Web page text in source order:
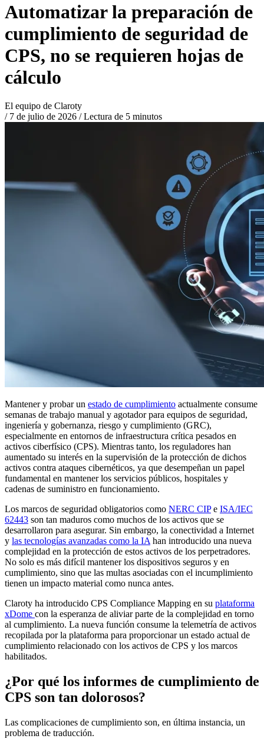
Automatizar la preparación de
cumplimiento de seguridad de
CPS, no se requieren hojas de
cálculo
El equipo de Claroty
/ 7 de julio de 2026 /Lectura de 5 minutos
Mantener y probar un estado de cumplimiento actualmente consume
semanas de trabajo manual y agotador para equipos de seguridad,
ingeniería y gobernanza, riesgo y cumplimiento (GRC),
especialmente en entornos de infraestructura crítica pesados en
activos ciberfísico (CPS). Mientras tanto, los reguladores han
aumentado su interés en la supervisión de la protección de dichos
activos contra ataques cibernéticos, ya que desempeñan un papel
fundamental en mantener los servicios públicos, hospitales y
cadenas de suministro en funcionamiento.
Los marcos de seguridad obligatorios como NERC CIPe ISA/IEC
62443 son tan maduros como muchos de los activos que se
desarrollaron para asegurar. Sin embargo, la conectividad a Internet
y las tecnologías avanzadas como la IA han introducido una nueva
complejidad en la protección de estos activos de los perpetradores.
No solo es más difícil mantener los dispositivos seguros y en
cumplimiento, sino que las multas asociadas con el incumplimiento
tienen un impacto material como nunca antes.
Claroty ha introducido CPS Compliance Mapping en su plataforma
xDome con la esperanza de aliviar parte de la complejidad en torno
al cumplimiento. La nueva función consume la telemetría de activos
recopilada por la plataforma para proporcionar un estado actual de
cumplimiento relacionado con los activos de CPS y los marcos
habilitados.
¿Por qué los informes de cumplimiento de
CPS son tan dolorosos?
Las complicaciones de cumplimiento son, en última instancia, un
problema de traducción.